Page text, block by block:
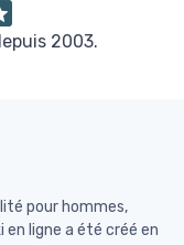
2003.
pour hommes,
ligne a été créé en